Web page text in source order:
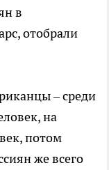
в
отобрали
– среди
на
потом
же всего